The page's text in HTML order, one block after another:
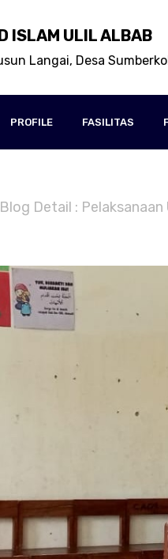
ISLAM ULIL ALBAB
Langai, Desa
PROFILE FASILITAS
Blog Detail :